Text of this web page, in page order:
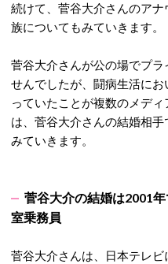
続けて、菅谷大介さんのア
族についてもみていきます。
菅谷大介さんが公の場でプ
せんでしたが、闘病生活に
っていたことが複数のメデ
は、菅谷大介さんの結婚相
みていきます。
菅谷大介の結婚は2001
室乗務員
菅谷大介さんは、日本テレ